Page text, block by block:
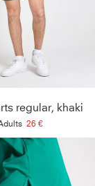
regular, khaki
26 €